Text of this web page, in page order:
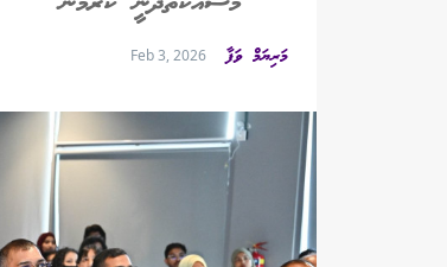
މަރިޔަމް ވަފާ Feb 3, 2026